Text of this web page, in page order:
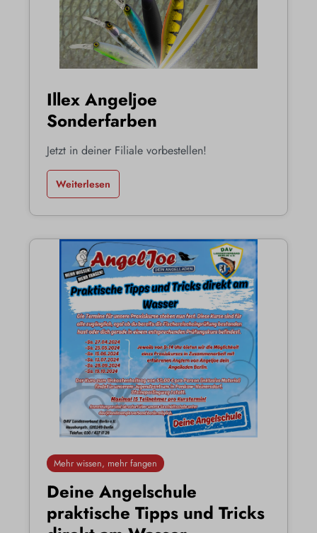
Illex Angeljoe
Sonderfarben
Jetzt in deiner Filiale vorbestellen!
Weiterlesen
Mehr wissen, mehr fangen
Deine Angelschule
praktische Tipps und Tricks